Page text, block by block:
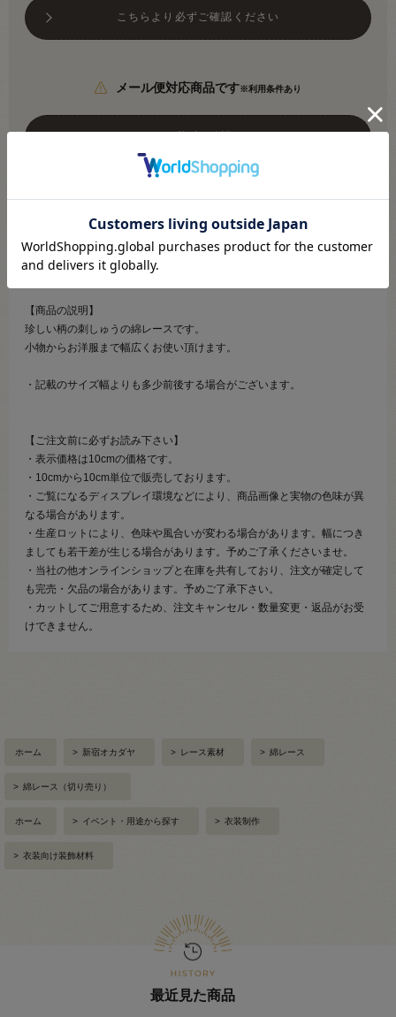
こちらより必ずご確認ください
メール便対応商品です※利用条件あり
●素材：綿100％
※ギャザー2段目のミシン目～下端までのサイズです。
【商品の説明】
珍しい柄の刺しゅうの綿レースです。
小物からお洋服まで幅広くお使い頂けます。
・記載のサイズ幅よりも多少前後する場合がございます。
【ご注文前に必ずお読み下さい】
・表示価格は10cmの価格です。
・10cmから10cm単位で販売しております。
・ご覧になるディスプレイ環境などにより、商品画像と実物の色味が異
なる場合があります。
・生産ロットにより、色味や風合いが変わる場合があります。幅につき
ましても若干差が生じる場合があります。予めご了承くださいませ。
・当社の他オンラインショップと在庫を共有しており、注文が確定して
も完売・欠品の場合があります。予めご了承下さい。
・カットしてご用意するため、注文キャンセル・数量変更・返品がお受
けできません。
ホーム > 新宿オカダヤ > レース素材 > 綿レース
> 綿レース（切り売り）
ホーム > イベント・用途から探す > 衣装制作
> 衣装向け装飾材料
最近見た商品